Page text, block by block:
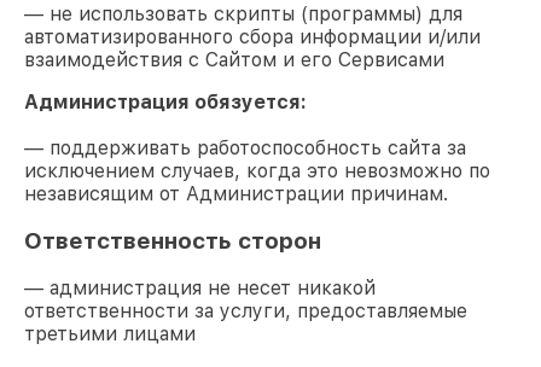
— не использовать скрипты (программы) для
автоматизированного сбора информации и/или
взаимодействия с Сайтом и его Сервисами
Администрация обязуется:
— поддерживать работоспособность сайта за
исключением случаев, когда это невозможно по
независящим от Администрации причинам.
Ответственность сторон
— администрация не несет никакой
ответственности за услуги, предоставляемые
третьими лицами